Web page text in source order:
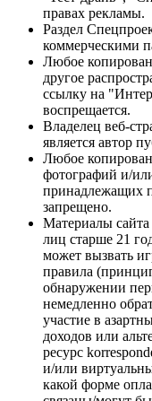
правах рекламы.
Раздел
коммерческими
Любое
другое
ссылку на
воспрещается.
Владелец веб-
является автор
Любое
фотографий и/
принадлежащих
запрещено.
Материалы сайта
лиц старше 21
может вызвать
правила
обнаружении
немедленно
участие в
доходов или
ресурс
и/или
какой форме